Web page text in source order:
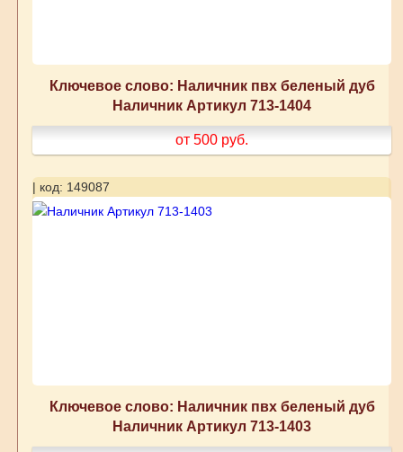
Ключевое слово: Наличник пвх беленый дуб
Наличник Артикул 713-1404
от 500 руб.
| код: 149087
Ключевое слово: Наличник пвх беленый дуб
Наличник Артикул 713-1403